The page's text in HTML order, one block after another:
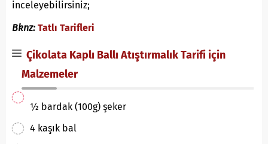
inceleyebilirsiniz;
Bknz: Tatlı Tarifleri
Çikolata Kaplı Ballı Atıştırmalık Tarifi için
Malzemeler
½ bardak (100g) şeker
4 kaşık bal